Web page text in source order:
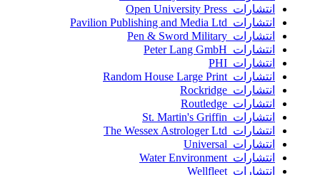
انتشارات Open University Press
انتشارات Pavilion Publishing and Media Ltd
انتشارات Pen & Sword Military
انتشارات Peter Lang GmbH
انتشارات PHI
انتشارات Random House Large Print
انتشارات Rockridge
انتشارات Routledge
انتشارات St. Martin's Griffin
انتشارات The Wessex Astrologer Ltd
انتشارات Universal
انتشارات Water Environment
انتشارات Wellfleet